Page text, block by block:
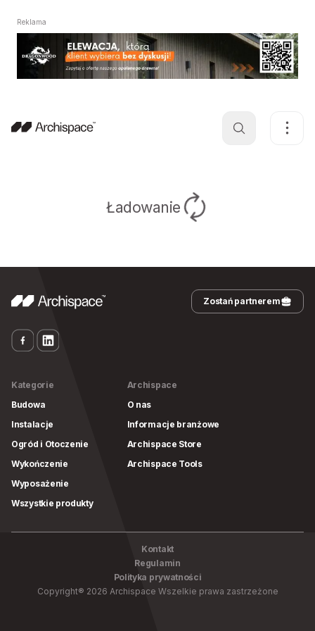
Reklama
Ładowanie
Zostań partnerem
Kategorie
Budowa
Instalacje
Ogród i Otoczenie
Wykończenie
Wyposażenie
Wszystkie produkty
Archispace
O nas
Informacje branżowe
Archispace Store
Archispace Tools
Kontakt
Regulamin
Polityka prywatności
Copyright® 2026 Archispace Wszelkie prawa zastrzeżone